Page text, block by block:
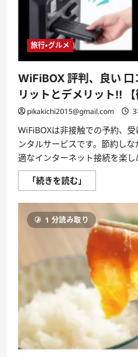
メ
ッ
ト!!
【徹
底
解
説】
に
つ
い
て
ら
読
む
旅行・グルメ
WiFiBOX 評判、良い
リットとデメリット!! 【
pikakichi2015@gmail.com
WiFiBOXは非接触での予約、
ンタルサービスです。節約し
適なインターネット接続を楽し
「続きを読む」
評
良
い
口
コ
ミ、
悪
い
口
コ
ミ、
メ
ト
デ
メ
リ
1 分読み取り